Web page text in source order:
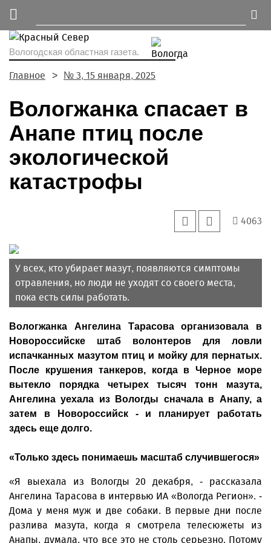
Вологодская областная газета.
Главное № 3, 15 января, 2025
Вологжанка спасает в
Анапе птиц после
экологической
катастрофы
4063
У всех, кто убирает мазут, появляются симптомы
отравления, но люди не уходят со своего места,
пока есть силы работать.
Вологжанка Ангелина Тарасова организовала в
Новороссийске штаб волонтеров для ловли
испачканных мазутом птиц и мойку для пернатых.
После крушения танкеров, когда в Черное море
вытекло порядка четырех тысяч тонн мазута,
Ангелина уехала из Вологды сначала в Анапу, а
затем в Новороссийск - и планирует работать
здесь еще долго.
«Только здесь понимаешь масштаб случившегося»
«Я выехала из Вологды 20 декабря, - рассказала
Ангелина Тарасова в интервью ИА «Вологда Регион». -
Дома у меня муж и две собаки. В первые дни после
разлива мазута, когда я смотрела телесюжеты из
Анапы, думала, что все это не столь серьезно. Потому